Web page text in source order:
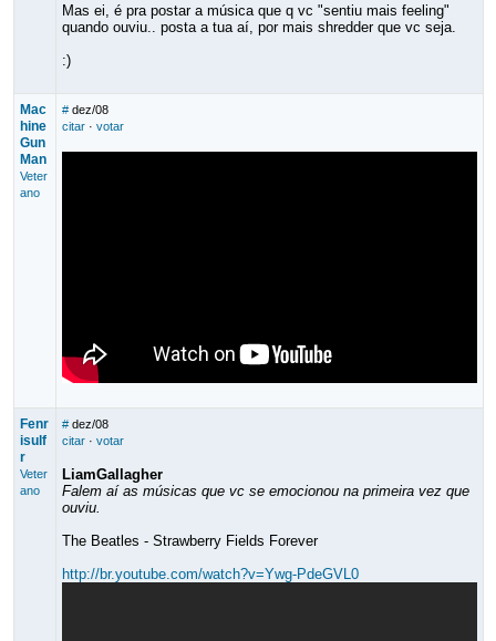
Mas ei, é pra postar a música que q vc "sentiu mais feeling"
quando ouviu.. posta a tua aí, por mais shredder que vc seja.
:)
Mac
hine
Gun
Man
Veter
ano
# dez/08
citar· votar
Fenr
isulf
r
Veter
ano
# dez/08
citar· votar
LiamGallagher
Falem aí as músicas que vc se emocionou na primeira vez que
ouviu.
The Beatles - Strawberry Fields Forever
http://br.youtube.com/watch?v=Ywg-PdeGVL0